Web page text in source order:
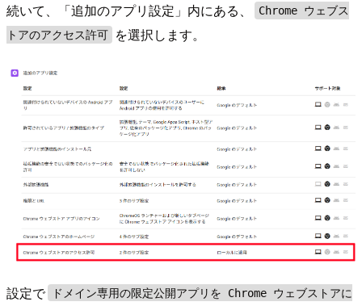
続いて、「追加のアプリ設定」内にある、
Chrome ウェブス
トアのアクセス許可
を選択します。
設定で
ドメイン専用の限定公開アプリを Chrome ウェブストアに